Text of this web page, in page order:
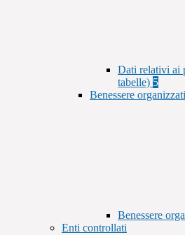
Dati relativi ai
tabelle) 5
Benessere
Benessere
Enti controllati